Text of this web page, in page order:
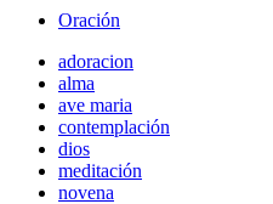
Oración
adoracion
alma
ave maria
contemplación
dios
meditación
novena